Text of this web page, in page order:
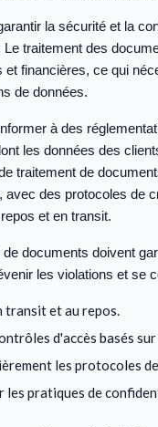
la sécurité et la
traitement des
et financières, ce qui
de données.
à des
les données des
traitement de
des protocoles de
et en transit.
documents doivent
les violations et se
transit et au repos.
d'accès basés
les protocoles
les pratiques de